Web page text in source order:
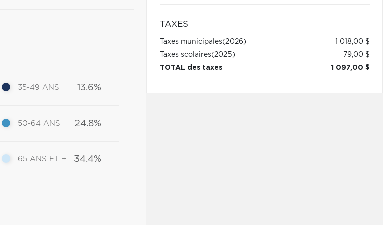
35-49 ANS 13.6%
50-64 ANS 24.8%
65 ANS ET + 34.4%
TAXES
Taxes municipales(2026)
1 018,00 $
Taxes scolaires(2025)
79,00 $
TOTAL des taxes
1 097,00 $